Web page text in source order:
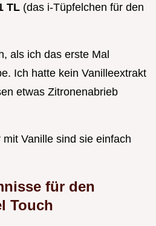
TL (das i-Tüpfelchen für den
als ich das erste Mal
Ich hatte kein Vanilleextrakt
etwas Zitronenabrieb
Vanille sind sie einfach
für den
Touch